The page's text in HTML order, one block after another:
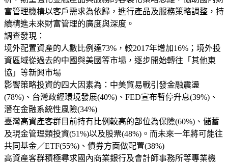
富管理機構以客戶需求為依歸，進行產品及服務策略調整，持
續精進未來財富管理的廣度與深度。
調查發現：
境外配置資產的人數比例達73%，較2017年增加16%；境外投
資區域從過去的中國與美國等市場，逐步開始轉往「其他東
協」等新興市場
影響策略投資的四大因素為：中美貿易戰引發金融震盪
(78%)、台灣政經環境發展(40%)、FED宣布暫停升息(39%)、
潛在金融系統性風險(34%)
臺灣高資產客群目前持有比例較高的部位為保險(60%)、儲蓄
及現金管理類投資(51%)以及股票(48%)。而未來一年將可能往
共同基金／ETF(55%)、債券方面做配置(38%)
高資產客群積極尋求國內商業銀行及會計師事務所等專業機